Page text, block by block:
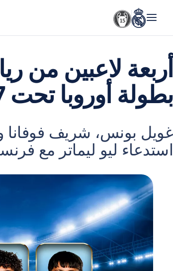
أربعة لاعبين من
بطولة أوروبا تحت 17 سنة في إستونيا
غويل بونس، شريف فوفانا
استدعاء ليو ليماتر مع